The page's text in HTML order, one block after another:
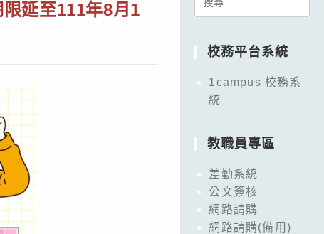
延至111年8月1
校務平台系統
1campus 校務系
統
教職員專區
差勤系統
公文簽核
網路請購
網路請購(備用)